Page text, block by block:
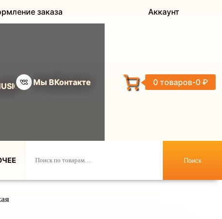
заказа Аккаунт
Мы ВКонтакте 0 товаров 0 ₽
Поиск